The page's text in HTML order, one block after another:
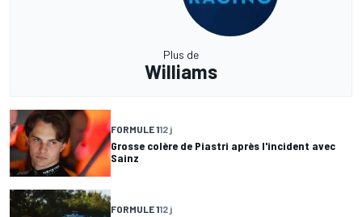
Plus de
Williams
FORMULE 112 j
Grosse colère de Piastri après l'incident avec
Sainz
FORMULE 112 j